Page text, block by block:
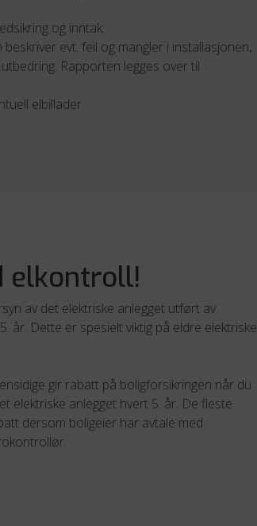
og inntak.
evt. feil og mangler i installasjonen,
Rapporten legges over til
elbillader.
elkontroll!
av det elektriske anlegget utført av
år. Dette er spesielt viktig på eldre elektriske
gir rabatt på boligforsikringen når du
elektriske anlegget hvert 5. år. De fleste
dersom boligeier har avtale med